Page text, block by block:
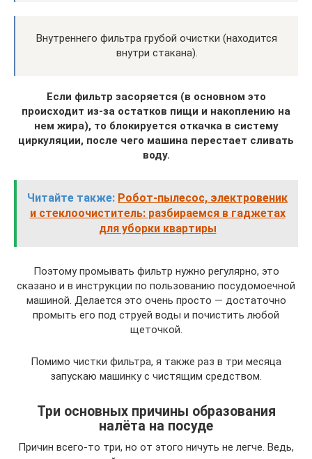
Внутреннего фильтра грубой очистки (находится
внутри стакана).
Если фильтр засоряется (в основном это
происходит из-за остатков пищи и накоплению на
нем жира), то блокируется откачка в систему
циркуляции, после чего машина перестает сливать
воду.
Читайте также: Робот-пылесос, электровеник
и стеклоочиститель: разбираемся в гаджетах
для уборки квартиры
Поэтому промывать фильтр нужно регулярно, это
сказано и в инструкции по пользованию посудомоечной
машиной. Делается это очень просто — достаточно
промыть его под струей воды и почистить любой
щеточкой.
Помимо чистки фильтра, я также раз в три месяца
запускаю машинку с чистящим средством.
Три основных причины образования
налёта на посуде
Причин всего-то три, но от этого ничуть не легче. Ведь,